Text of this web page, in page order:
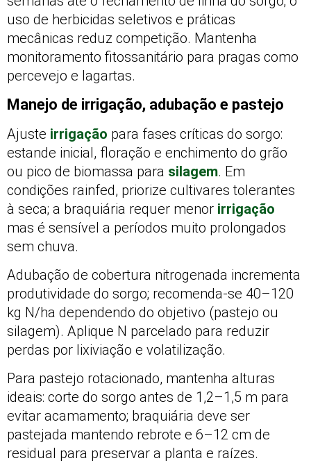
uso de herbicidas seletivos e práticas
mecânicas reduz competição. Mantenha
monitoramento fitossanitário para pragas como
percevejo e lagartas.
Manejo de irrigação, adubação e pastejo
Ajuste irrigação para fases críticas do sorgo:
estande inicial, floração e enchimento do grão
ou pico de biomassa para silagem. Em
condições rainfed, priorize cultivares tolerantes
à seca; a braquiária requer menor irrigação
mas é sensível a períodos muito prolongados
sem chuva.
Adubação de cobertura nitrogenada incrementa
produtividade do sorgo; recomenda-se 40–120
kg N/ha dependendo do objetivo (pastejo ou
silagem). Aplique N parcelado para reduzir
perdas por lixiviação e volatilização.
Para pastejo rotacionado, mantenha alturas
ideais: corte do sorgo antes de 1,2–1,5 m para
evitar acamamento; braquiária deve ser
pastejada mantendo rebrote e 6–12 cm de
residual para preservar a planta e raízes.